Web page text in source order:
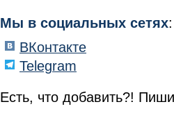
Мы в социальных сетях:
ВКонтакте
Telegram
Есть, что добавить?!